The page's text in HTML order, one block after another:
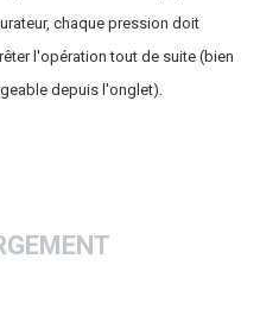
chaque pression doit
l'opération tout de suite (bien
depuis l'onglet).